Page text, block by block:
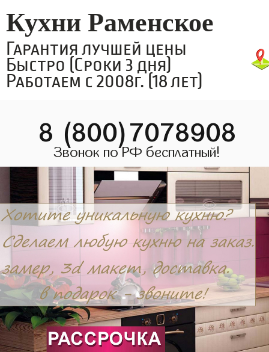
Кухни Раменское
Гарантия лучшей цены
Быстро (Сроки 3 дня)
Работаем с 2008г. (18 лет)
8 (800)7078908
Звонок по РФ бесплатный!